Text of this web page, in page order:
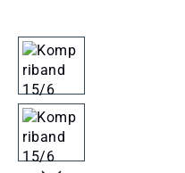
Bildergalerie überspringen